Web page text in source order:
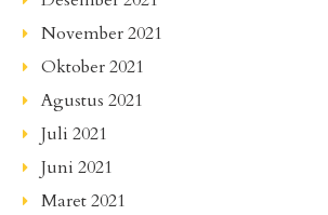
November 2021
Oktober 2021
Agustus 2021
Juli 2021
Juni 2021
Maret 2021